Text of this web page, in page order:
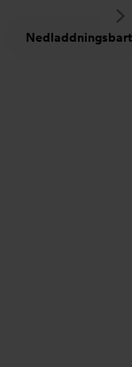
Nedladdningsbart